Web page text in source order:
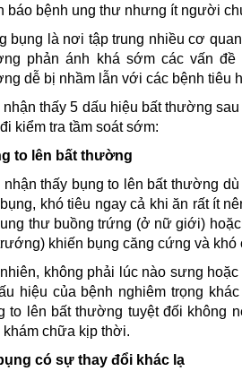
báo bệnh ung thư nhưng ít người
bụng là nơi tập trung nhiều cơ
phản ánh khá sớm các vấn
dễ bị nhầm lẫn với các bệnh tiêu
nhận thấy 5 dấu hiệu bất thường
kiểm tra tầm soát sớm:
to lên bất thường
nhận thấy bụng to lên bất thường
khó tiêu ngay cả khi ăn rất ít
thư buồng trứng (ở nữ giới)
khiến bụng căng cứng và khó
không phải lúc nào sưng
hiệu của bệnh nghiêm trọng
to lên bất thường tuyệt đối không
khám chữa kịp thời.
có sự thay đổi khác lạ